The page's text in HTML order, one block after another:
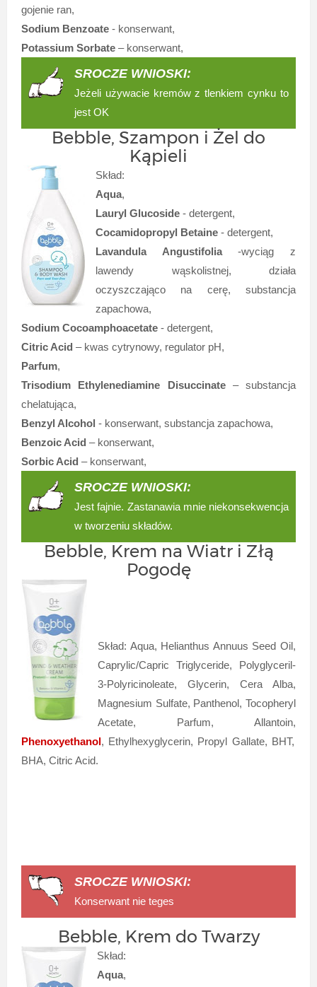
gojenie ran,
Sodium Benzoate- konserwant,
Potassium Sorbate– konserwant,
SROCZE WNIOSKI:
Jeżeli używacie kremów z tlenkiem cynku to
jest OK
Bebble, Szampon i Żel do
Kąpieli
Skład:
Aqua,
Lauryl Glucoside- detergent,
Cocamidopropyl Betaine - detergent,
Lavandula Angustifolia-wyciąg z
lawendy wąskolistnej, działa
oczyszczająco na cerę, substancja
zapachowa,
Sodium Cocoamphoacetate- detergent,
Citric Acid – kwas cytrynowy, regulator pH,
Parfum,
Trisodium Ethylenediamine Disuccinate – substancja
chelatująca,
Benzyl Alcohol - konserwant, substancja zapachowa,
Benzoic Acid – konserwant,
Sorbic Acid – konserwant,
SROCZE WNIOSKI:
Jest fajnie. Zastanawia mnie niekonsekwencja
w tworzeniu składów.
Bebble, Krem na Wiatr i Złą
Pogodę
Skład: Aqua, Helianthus Annuus Seed Oil,
Caprylic/Capric Triglyceride, Polyglyceril-
3-Polyricinoleate, Glycerin, Cera Alba,
Magnesium Sulfate, Panthenol, Tocopheryl
Acetate, Parfum, Allantoin,
Phenoxyethanol, Ethylhexyglycerin, Propyl Gallate, BHT,
BHA, Citric Acid.
SROCZE WNIOSKI:
Konserwant nie teges
Bebble, Krem do Twarzy
Skład:
Aqua,